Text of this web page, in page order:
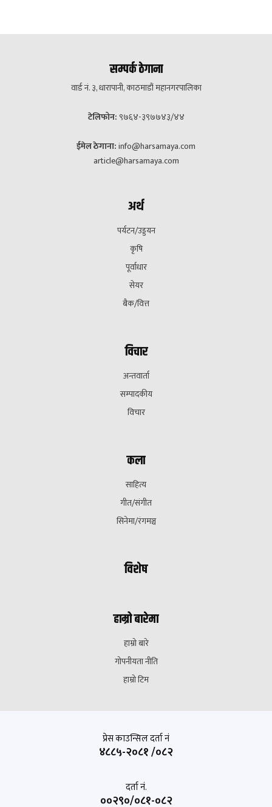
सम्पर्क ठेगाना
वार्ड नं. ३, धारापानी, काठमाडौं महानगरपालिका
टेलिफोन: ९७६४-३९७७४३/४४
ईमेल ठेगाना:info@harsamaya.com
article@harsamaya.com
अर्थ
पर्यटन/उड्डयन
कृषि
पूर्वाधार
सेयर
बैक/वित्त
विचार
अन्तवार्ता
सम्पादकीय
विचार
कला
साहित्य
गीत/संगीत
सिनेमा/रंगमञ्च
विशेष
हाम्रो बारेमा
हाम्रो बारे
गोपनीयता नीति
हाम्रो टिम
प्रेस काउन्सिल दर्ता नं
४८८५-२०८१ /०८२
दर्ता नं.
००२९०/०८१-०८२